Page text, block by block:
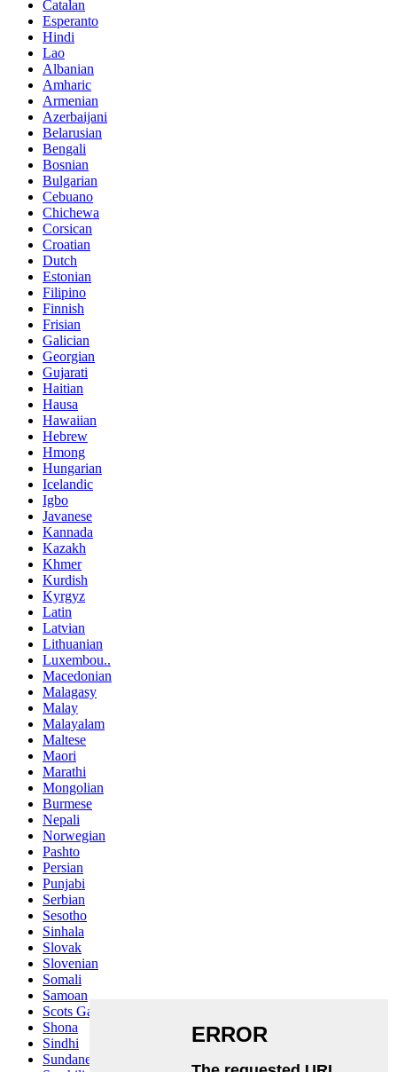
Catalan
Esperanto
Hindi
Lao
Albanian
Amharic
Armenian
Azerbaijani
Belarusian
Bengali
Bosnian
Bulgarian
Cebuano
Chichewa
Corsican
Croatian
Dutch
Estonian
Filipino
Finnish
Frisian
Galician
Georgian
Gujarati
Haitian
Hausa
Hawaiian
Hebrew
Hmong
Hungarian
Icelandic
Igbo
Javanese
Kannada
Kazakh
Khmer
Kurdish
Kyrgyz
Latin
Latvian
Lithuanian
Luxembou..
Macedonian
Malagasy
Malay
Malayalam
Maltese
Maori
Marathi
Mongolian
Burmese
Nepali
Norwegian
Pashto
Persian
Punjabi
Serbian
Sesotho
Sinhala
Slovak
Slovenian
Somali
Samoan
Scots Gaelic
Shona
Sindhi
Sundanese